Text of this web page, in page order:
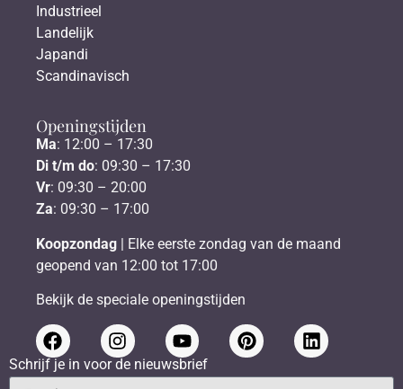
Industrieel
Landelijk
Japandi
Scandinavisch
Openingstijden
Ma: 12:00 – 17:30
Di t/m do: 09:30 – 17:30
Vr: 09:30 – 20:00
Za: 09:30 – 17:00
Koopzondag | Elke eerste zondag van de maand
geopend van 12:00 tot 17:00
Bekijk de speciale openingstijden
Schrijf je in voor de nieuwsbrief